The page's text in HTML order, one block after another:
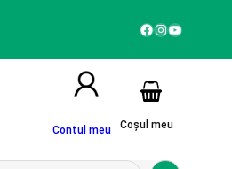
Facebook InstagramYouTube
Contul meu Coșul meu